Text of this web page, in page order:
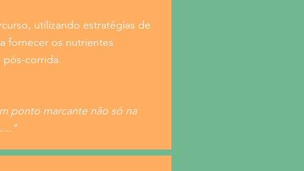
utilizando estratégias de
fornecer os nutrientes
pós-corrida.
ponto marcante não só na